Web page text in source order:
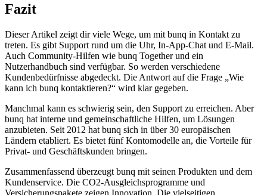
Fazit
Dieser Artikel zeigt dir viele Wege, um mit bunq in Kontakt zu
treten. Es gibt Support rund um die Uhr, In-App-Chat und E-Mail.
Auch Community-Hilfen wie bunq Together und ein
Nutzerhandbuch sind verfügbar. So werden verschiedene
Kundenbedürfnisse abgedeckt. Die Antwort auf die Frage „Wie
kann ich bunq kontaktieren?“ wird klar gegeben.
Manchmal kann es schwierig sein, den Support zu erreichen. Aber
bunq hat interne und gemeinschaftliche Hilfen, um Lösungen
anzubieten. Seit 2012 hat bunq sich in über 30 europäischen
Ländern etabliert. Es bietet fünf Kontomodelle an, die Vorteile für
Privat- und Geschäftskunden bringen.
Zusammenfassend überzeugt bunq mit seinen Produkten und dem
Kundenservice. Die CO2-Ausgleichsprogramme und
Versicherungspakete zeigen Innovation. Die vielseitigen